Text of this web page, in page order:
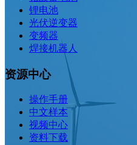
锂电池
光伏逆变器
变频器
焊接机器人
资源中心
操作手册
中文样本
视频中心
资料下载